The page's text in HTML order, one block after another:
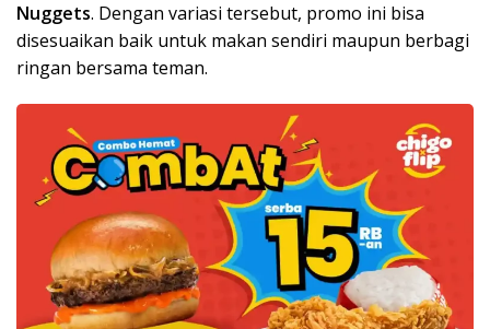
Nuggets. Dengan variasi tersebut, promo ini bisa
disesuaikan baik untuk makan sendiri maupun berbagi
ringan bersama teman.